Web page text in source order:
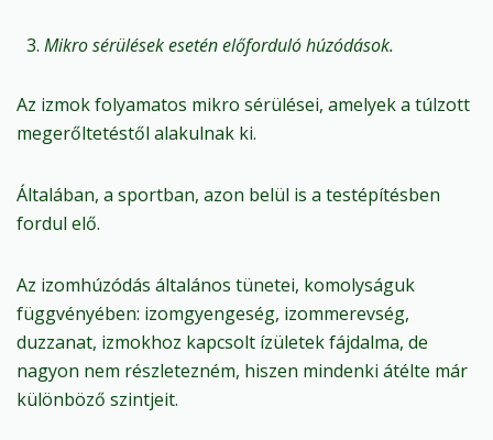
Mikro sérülések esetén előforduló húzódások.
Az izmok folyamatos mikro sérülései, amelyek a túlzott
megerőltetéstől alakulnak ki.
Általában, a sportban, azon belül is a testépítésben
fordul elő.
Az izomhúzódás általános tünetei, komolyságuk
függvényében: izomgyengeség, izommerevség,
duzzanat, izmokhoz kapcsolt ízületek fájdalma, de
nagyon nem részletezném, hiszen mindenki átélte már
különböző szintjeit.